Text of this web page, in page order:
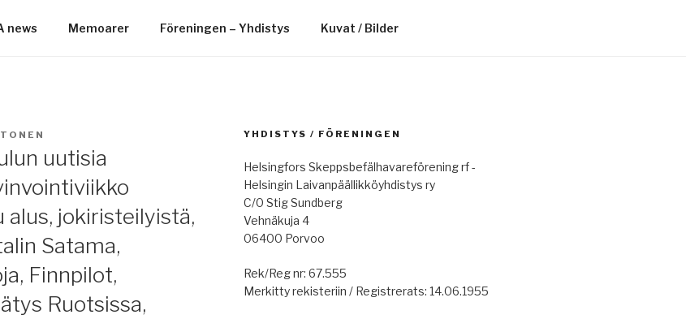
news Memoarer Föreningen – Yhdistys Kuvat / Bilder
uutisia
alus, jokiristeilyistä,
Satama,
Finnpilot,
Ruotsissa,
YHDISTYS / FÖRENINGEN
Helsingfors Skeppsbefälhavareförening rf -
Helsingin Laivanpäällikköyhdistys ry
C/0 Stig Sundberg
Vehnäkuja 4
06400 Porvoo
Rek/Reg nr: 67.555
Merkitty rekisteriin / Registrerats: 14.06.1955